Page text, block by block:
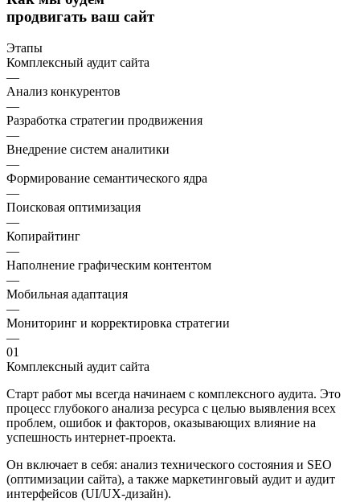
продвигать ваш сайт
Этапы
Комплексный аудит сайта
—
Анализ конкурентов
—
Разработка стратегии продвижения
—
Внедрение систем аналитики
—
Формирование семантического ядра
—
Поисковая оптимизация
—
Копирайтинг
—
Наполнение графическим контентом
—
Мобильная адаптация
—
Мониторинг и корректировка стратегии
—
01
Комплексный аудит сайта
Старт работ мы всегда начинаем с комплексного аудита. Это
процесс глубокого анализа ресурса с целью выявления всех
проблем, ошибок и факторов, оказывающих влияние на
успешность интернет-проекта.
Он включает в себя: анализ технического состояния и SEO
(оптимизации сайта), а также маркетинговый аудит и аудит
интерфейсов (UI/UX-дизайн).